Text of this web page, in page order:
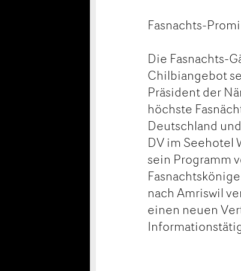
Fasnachts-
Die Fasnachts-
Chilbiangebot
Präsident der
höchste
Deutschland
DV im Seehotel
sein Programm
nach Amriswil
einen neuen